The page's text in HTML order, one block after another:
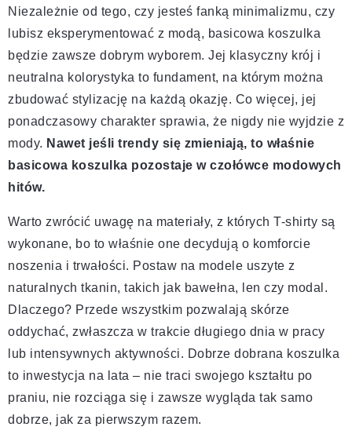
Niezależnie od tego, czy jesteś fanką minimalizmu, czy
lubisz eksperymentować z modą, basicowa koszulka
będzie zawsze dobrym wyborem. Jej klasyczny krój i
neutralna kolorystyka to fundament, na którym można
zbudować stylizację na każdą okazję. Co więcej, jej
ponadczasowy charakter sprawia, że nigdy nie wyjdzie z
mody. Nawet jeśli trendy się zmieniają, to właśnie
basicowa koszulka pozostaje w czołówce modowych
hitów.
Warto zwrócić uwagę na materiały, z których T-shirty są
wykonane, bo to właśnie one decydują o komforcie
noszenia i trwałości. Postaw na modele uszyte z
naturalnych tkanin, takich jak bawełna, len czy modal.
Dlaczego? Przede wszystkim pozwalają skórze
oddychać, zwłaszcza w trakcie długiego dnia w pracy
lub intensywnych aktywności. Dobrze dobrana koszulka
to inwestycja na lata – nie traci swojego kształtu po
praniu, nie rozciąga się i zawsze wygląda tak samo
dobrze, jak za pierwszym razem.